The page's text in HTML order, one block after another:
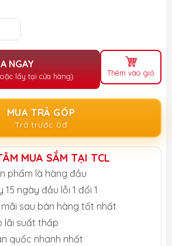
NGAY
lấy tại cửa hàng) Thêm vào giỏ
MUA TRẢ GÓP
Trả trước 0đ
MUA SẮM TẠI TCL
phẩm là hàng đầu
ngày đầu lỗi 1 đổi 1
sau bán hàng tốt nhất
lãi suất thấp
quốc nhanh nhất